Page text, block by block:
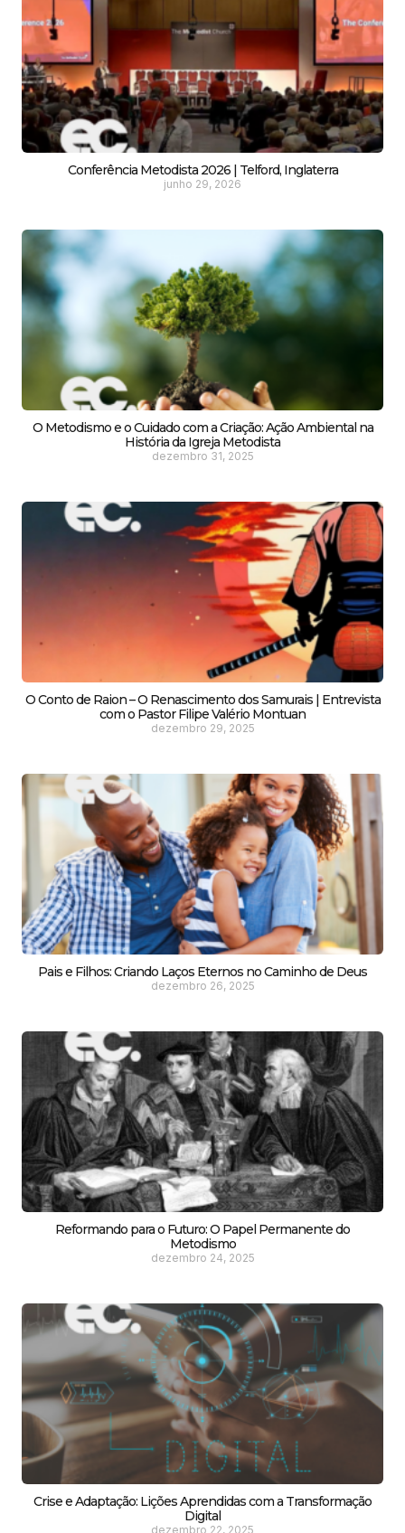
Conferência Metodista 2026 | Telford, Inglaterra
junho 29, 2026
O Metodismo e o Cuidado com a Criação: Ação Ambiental na
História da Igreja Metodista
dezembro 31, 2025
O Conto de Raion – O Renascimento dos Samurais | Entrevista
com o Pastor Filipe Valério Montuan
dezembro 29, 2025
Pais e Filhos: Criando Laços Eternos no Caminho de Deus
dezembro 26, 2025
Reformando para o Futuro: O Papel Permanente do
Metodismo
dezembro 24, 2025
Crise e Adaptação: Lições Aprendidas com a Transformação
Digital
dezembro 22, 2025